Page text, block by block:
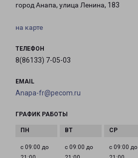
город Анапа, улица Ленина, 183
на карте
ТЕЛЕФОН
8(86133) 7-05-03
EMAIL
Anapa-fr@pecom.ru
ГРАФИК РАБОТЫ
с 09:00 до
с 09:00 до
с 09:00 до